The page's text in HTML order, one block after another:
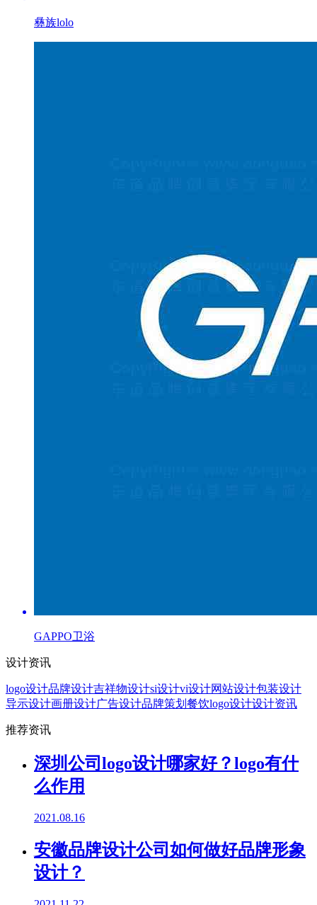
彝族lolo
GAPPO卫浴
设计资讯
logo设计品牌设计吉祥物设计si设计vi设计网站设计包装设计
导示设计画册设计广告设计品牌策划 餐饮logo设计设计资讯
推荐资讯
深圳公司logo设计哪家好？logo有什
么作用
2021.08.16
安徽品牌设计公司如何做好品牌形象
设计？